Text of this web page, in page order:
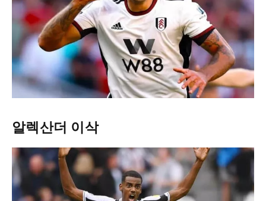
알렉산더 이삭